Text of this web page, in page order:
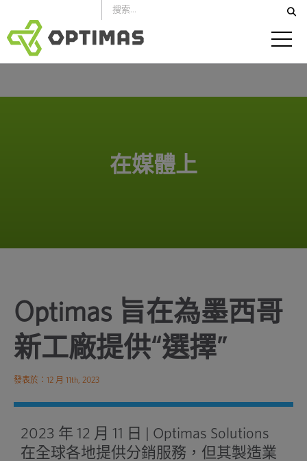
到
內
容
在媒體上
Optimas 旨在為墨西哥
新工廠提供“選擇”
發表於：12 月 11th, 2023
2023 年 12 月 11 日 | Optimas Solutions
在全球各地提供分銷服務，但其製造業